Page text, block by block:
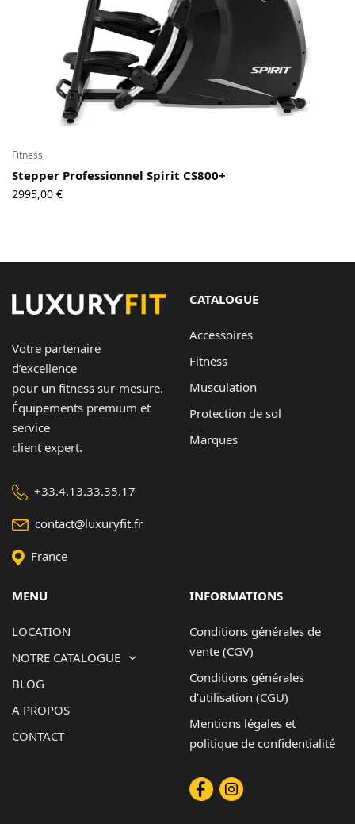
Fitness
Stepper Professionnel Spirit CS800+
2995,00 €
Votre partenaire
d’excellence
pour un fitness sur-mesure.
Équipements premium et
service
client expert.
+33.4.13.33.35.17
contact@luxuryfit.fr
France
CATALOGUE
Accessoires
Fitness
Musculation
Protection de sol
Marques
MENU
LOCATION
NOTRE CATALOGUE
BLOG
A PROPOS
CONTACT
INFORMATIONS
Conditions générales de
vente (CGV)
Conditions générales
d’utilisation (CGU)
Mentions légales et
politique de confidentialité